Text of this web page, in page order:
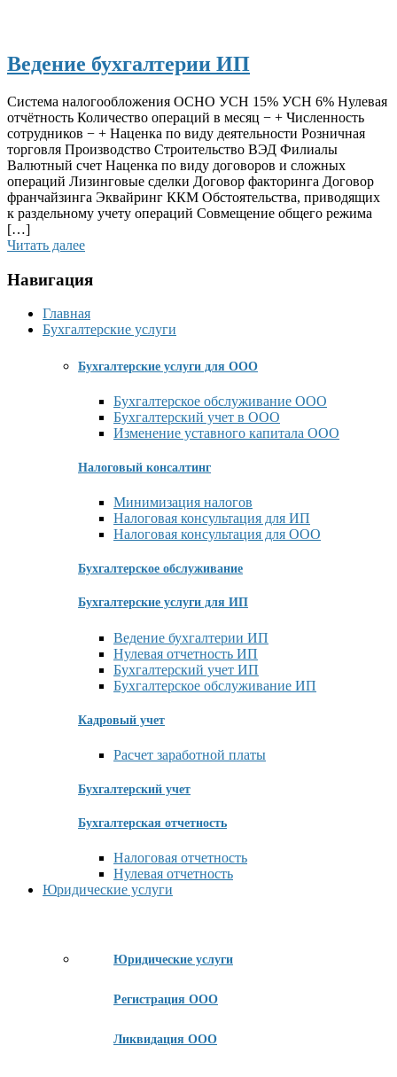
Ведение бухгалтерии ИП
Система налогообложения ОСНО УСН 15% УСН 6% Нулевая
отчётность Количество операций в месяц − + Численность
сотрудников − + Наценка по виду деятельности Розничная
торговля Производство Строительство ВЭД Филиалы
Валютный счет Наценка по виду договоров и сложных
операций Лизинговые сделки Договор факторинга Договор
франчайзинга Эквайринг ККМ Обстоятельства, приводящих
к раздельному учету операций Совмещение общего режима
[…]
Читать далее
Навигация
Главная
Бухгалтерские услуги
Бухгалтерские услуги для ООО
Бухгалтерское обслуживание ООО
Бухгалтерский учет в ООО
Изменение уставного капитала ООО
Налоговый консалтинг
Минимизация налогов
Налоговая консультация для ИП
Налоговая консультация для ООО
Бухгалтерское обслуживание
Бухгалтерские услуги для ИП
Ведение бухгалтерии ИП
Нулевая отчетность ИП
Бухгалтерский учет ИП
Бухгалтерское обслуживание ИП
Кадровый учет
Расчет заработной платы
Бухгалтерский учет
Бухгалтерская отчетность
Налоговая отчетность
Нулевая отчетность
Юридические услуги
Юридические услуги
Регистрация ООО
Ликвидация ООО